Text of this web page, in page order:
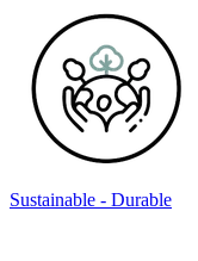
Sustainable - Durable